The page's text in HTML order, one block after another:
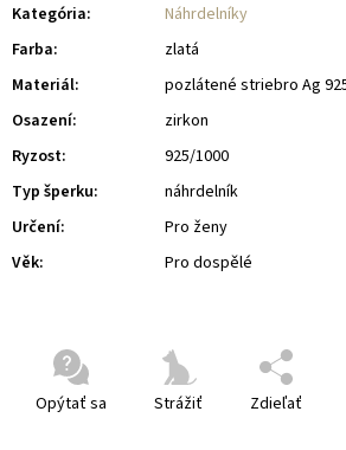
Opýtať sa Strážiť Zdieľať
Kategória:
Náhrdelníky
Farba:
zlatá
Materiál:
pozlátené striebro Ag
Osazení:
zirkon
Ryzost:
925/1000
Typ šperku:
náhrdelník
Určení:
Pro ženy
Věk: Pro dospělé